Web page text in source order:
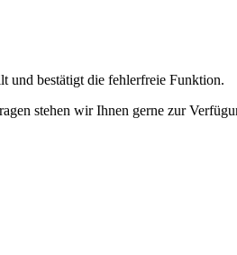
und bestätigt die fehlerfreie Funktion.
stehen wir Ihnen gerne zur